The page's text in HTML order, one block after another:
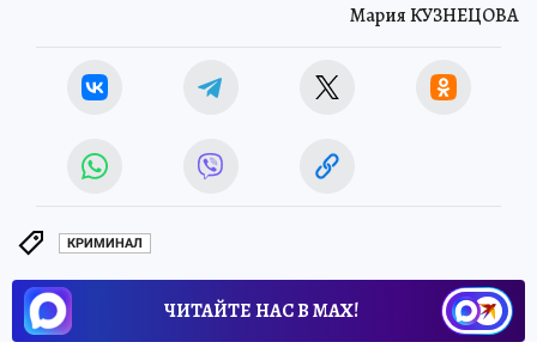
Мария КУЗНЕЦОВА
КРИМИНАЛ
ЧИТАЙТЕ НАС В МАХ!